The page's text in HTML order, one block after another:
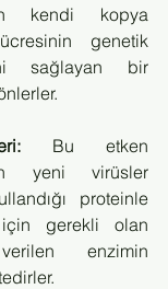
kendi kopya
genetik
sağlayan bir
Bu etken
yeni virüsler
proteinle
gerekli olan
enzimin